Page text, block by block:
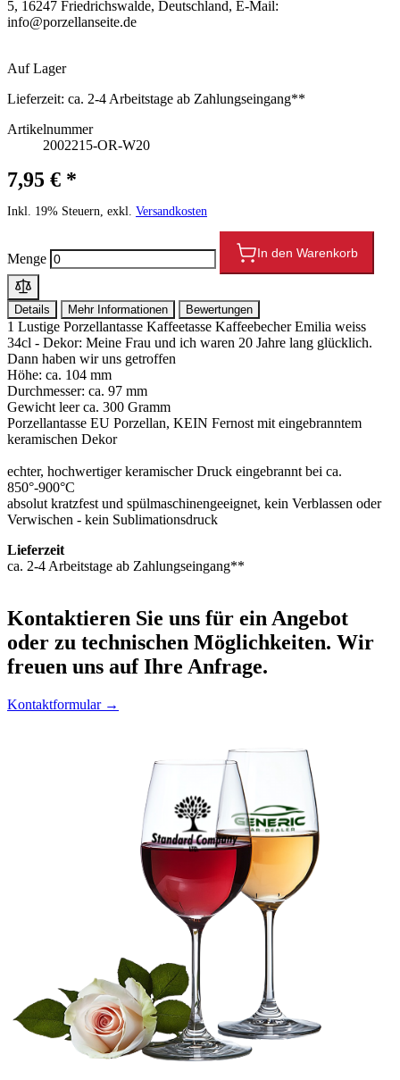
5, 16247 Friedrichswalde, Deutschland, E-Mail:
info@porzellanseite.de
Auf Lager
Lieferzeit: ca. 2-4 Arbeitstage ab Zahlungseingang**
Artikelnummer
2002215-OR-W20
7,95 € *
Inkl. 19% Steuern, exkl. Versandkosten
Menge In den Warenkorb
Details Mehr Informationen Bewertungen
1 Lustige Porzellantasse Kaffeetasse Kaffeebecher Emilia weiss
34cl - Dekor: Meine Frau und ich waren 20 Jahre lang glücklich.
Dann haben wir uns getroffen
Höhe: ca. 104 mm
Durchmesser: ca. 97 mm
Gewicht leer ca. 300 Gramm
Porzellantasse EU Porzellan, KEIN Fernost mit eingebranntem
keramischen Dekor
echter, hochwertiger keramischer Druck eingebrannt bei ca.
850°-900°C
absolut kratzfest und spülmaschinengeeignet, kein Verblassen oder
Verwischen - kein Sublimationsdruck
Lieferzeit
ca. 2-4 Arbeitstage ab Zahlungseingang**
Kontaktieren Sie uns für ein Angebot
oder zu technischen Möglichkeiten. Wir
freuen uns auf Ihre Anfrage.
Kontaktformular →